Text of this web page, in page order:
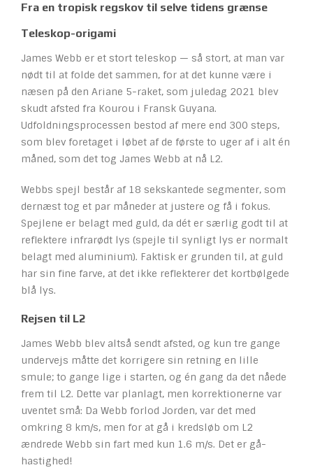
Fra en tropisk regskov til selve tidens grænse
Teleskop-origami
James Webb er et stort teleskop — så stort, at man var
nødt til at folde det sammen, for at det kunne være i
næsen på den Ariane 5-raket, som juledag 2021 blev
skudt afsted fra Kourou i Fransk Guyana.
Udfoldningsprocessen bestod af mere end 300 steps,
som blev foretaget i løbet af de første to uger af i alt én
måned, som det tog James Webb at nå L2.
Webbs spejl består af 18 sekskantede segmenter, som
dernæst tog et par måneder at justere og få i fokus.
Spejlene er belagt med guld, da dét er særlig godt til at
reflektere infrarødt lys (spejle til synligt lys er normalt
belagt med aluminium). Faktisk er grunden til, at guld
har sin fine farve, at det ikke reflekterer det kortbølgede
blå lys.
Rejsen til L2
James Webb blev altså sendt afsted, og kun tre gange
undervejs måtte det korrigere sin retning en lille
smule; to gange lige i starten, og én gang da det nåede
frem til L2. Dette var planlagt, men korrektionerne var
uventet små: Da Webb forlod Jorden, var det med
omkring 8 km/s, men for at gå i kredsløb om L2
ændrede Webb sin fart med kun 1.6 m/s. Det er gå-
hastighed!